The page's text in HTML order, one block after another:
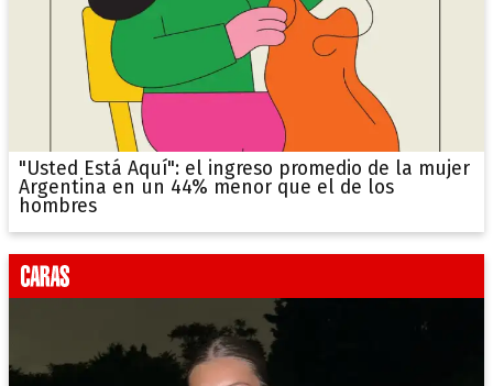
"Usted Está Aquí": el ingreso promedio de la mujer
Argentina en un 44% menor que el de los
hombres